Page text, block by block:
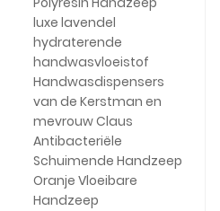
luxe lavendel
hydraterende
handwasvloeistof
Handwasdispensers
van de Kerstman en
mevrouw Claus
Antibacteriële
Schuimende Handzeep
Oranje Vloeibare
Handzeep